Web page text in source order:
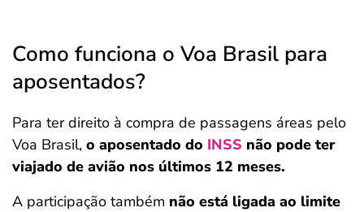
Como funciona o Voa Brasil para
aposentados?
Para ter direito à compra de passagens áreas pelo
Voa Brasil, o aposentado do INSS não pode ter
viajado de avião nos últimos 12 meses.
A participação também não está ligada ao limite